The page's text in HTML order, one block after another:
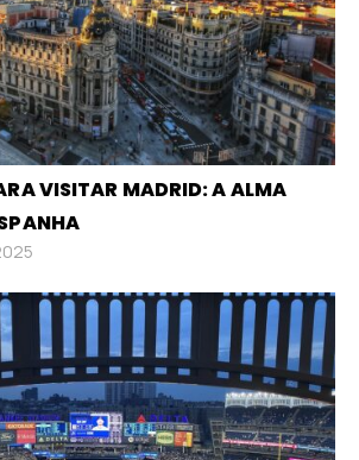
VISITAR MADRID: A ALMA